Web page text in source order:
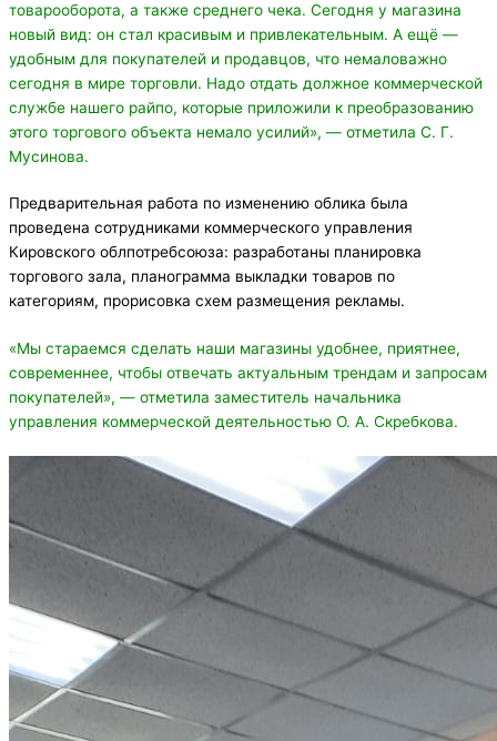
товарооборота, а также среднего чека. Сегодня у магазина
новый вид: он стал красивым и привлекательным. А ещё —
удобным для покупателей и продавцов, что немаловажно
сегодня в мире торговли. Надо отдать должное коммерческой
службе нашего райпо, которые приложили к преобразованию
этого торгового объекта немало усилий», — отметила С. Г.
Мусинова.
Предварительная работа по изменению облика была
проведена сотрудниками коммерческого управления
Кировского облпотребсоюза: разработаны планировка
торгового зала, планограмма выкладки товаров по
категориям, прорисовка схем размещения рекламы.
«Мы стараемся сделать наши магазины удобнее, приятнее,
современнее, чтобы отвечать актуальным трендам и запросам
покупателей», — отметила заместитель начальника
управления коммерческой деятельностью О. А. Скребкова.